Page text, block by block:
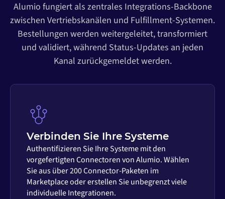
Alumio fungiert als zentrales Integrations-Backbone
zwischen Vertriebskanälen und Fulfillment-Systemen.
Bestellungen werden weitergeleitet, transformiert
und validiert, während Status-Updates an jeden
Kanal zurückgemeldet werden.
Verbinden Sie Ihre Systeme
Authentifizieren Sie Ihre Systeme mit den
vorgefertigten Connectoren von Alumio. Wählen
Sie aus über 200 Connector-Paketen im
Marketplace oder erstellen Sie unbegrenzt viele
individuelle Integrationen.